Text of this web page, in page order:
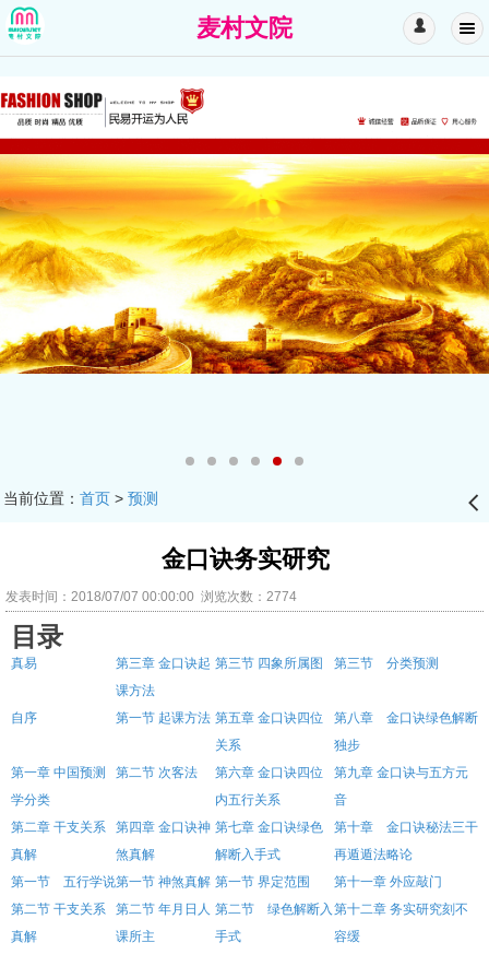
麦村文院 󰄭
当前位置： 首页> 预测 󰊒
金口诀务实研究
发表时间：2018/07/07 00:00:00 浏览次数：2774
目录
真易 第三章 金口诀起
课方法
第三节 四象所属图 第三节 分类预测
自序 第一节 起课方法 第五章 金口诀四位
关系
第八章 金口诀绿色解断
独步
第一章 中国预测
学分类
第二节 次客法 第六章 金口诀四位
内五行关系
第九章 金口诀与五方元
音
第二章 干支关系
真解
第四章 金口诀神
煞真解
第七章 金口诀绿色
解断入手式
第十章 金口诀秘法三干
再遁遁法略论
第一节 五行学说第一节 神煞真解 第一节 界定范围 第十一章 外应敲门
第二节 干支关系
真解
第二节 年月日人
课所主
第二节 绿色解断入
手式
第十二章 务实研究刻不
容缓